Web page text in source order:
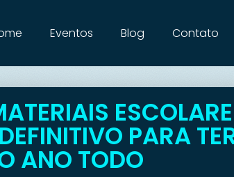
Eventos Blog Contato
PARA
ANO TODO